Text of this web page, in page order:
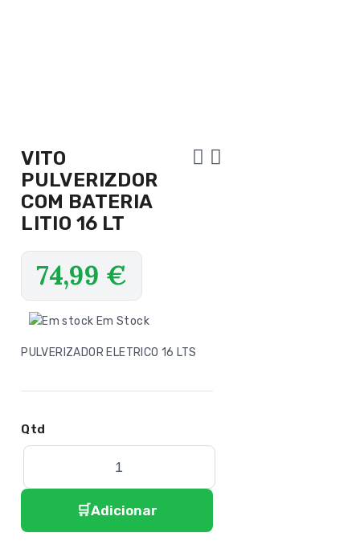
VITO
PULVERIZDOR
COM BATERIA
LITIO 16 LT
74,99 €
Em Stock
PULVERIZADOR ELETRICO 16 LTS
Adicionar